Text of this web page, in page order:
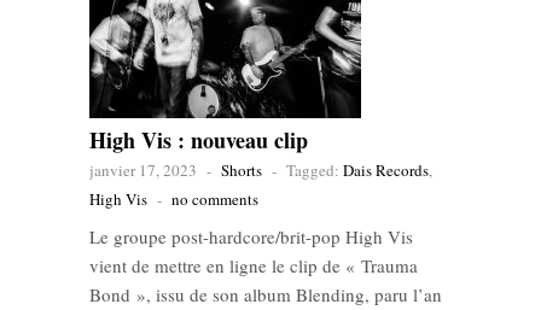
High Vis : nouveau clip
janvier 17, 2023 - Shorts - Tagged: Dais Records,
High Vis - no comments
Le groupe post-hardcore/brit-pop High Vis
vient de mettre en ligne le clip de « Trauma
Bond », issu de son album Blending, paru l’an